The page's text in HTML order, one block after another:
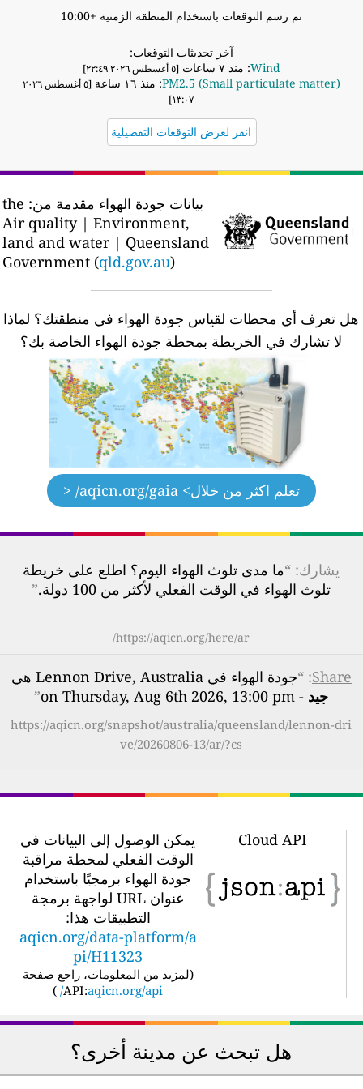
تم رسم التوقعات باستخدام المنطقة الزمنية +10:00
آخر تحديثات التوقعات:
Wind: منذ ٧ ساعات
PM2.5 (Small particulate matter): منذ ١٦ ساعة
[٥ أغسطس ٢٠٢٦
١٣:٠٧]
انقر لعرض التوقعات التفصيلية
بيانات جودة الهواء مقدمة من: the
Air quality | Environment,
land and water | Queensland
Government (qld.gov.au)
هل تعرف أي محطات لقياس جودة الهواء في منطقتك؟ لماذا
لا تشارك في الخريطة بمحطة جودة الهواء الخاصة بك؟
تعلم اكثر من خلال > aqicn.org/gaia/ <
يشارك: “ما مدى تلوث الهواء اليوم؟ اطلع على خريطة
تلوث الهواء في الوقت الفعلي لأكثر من 100 دولة.
”
https://aqicn.org/here/ar/
Share
: “جودة الهواء في Lennon Drive, Australia هي
جيد- on Thursday, Aug 6th 2026, 13:00 pm
”
https://aqicn.org/snapshot/australia/queensland/lennon-dri
ve/20260806-13/ar/?cs
Cloud API
يمكن الوصول إلى البيانات في
الوقت الفعلي لمحطة مراقبة
جودة الهواء برمجيًا باستخدام
عنوان URL لواجهة برمجة
التطبيقات هذا:
aqicn.org/data-platform/a
pi/H11323
لمزيد من المعلومات، راجع صفحة
API:aqicn.org/api/
)
هل تبحث عن مدينة أخرى؟